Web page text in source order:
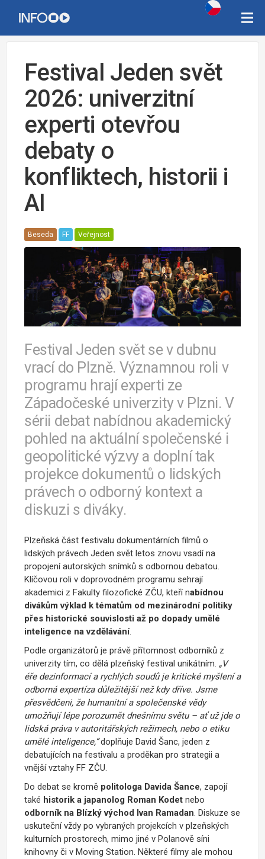
Festival Jeden svět
2026: univerzitní
experti otevřou
debaty o
konfliktech, historii i
AI
Beseda FF Veřejnost
Festival Jeden svět se v dubnu
vrací do Plzně. Významnou roli v
programu hrají experti ze
Západočeské univerzity v Plzni. V
sérii debat nabídnou akademický
pohled na aktuální společenské i
geopolitické výzvy a doplní tak
projekce dokumentů o lidských
právech o odborný kontext a
diskuzi s diváky.
Plzeňská část festivalu dokumentárních filmů o
lidských právech Jeden svět letos znovu vsadí na
propojení autorských snímků s odbornou debatou.
Klíčovou roli v doprovodném programu sehrají
akademici z Fakulty filozofické ZČU, kteří nabídnou
divákům výklad k tématům od mezinárodní politiky
přes historické souvislosti až po dopady umělé
inteligence na vzdělávání.
Podle organizátorů je právě přítomnost odborníků z
univerzity tím, co dělá plzeňský festival unikátním. „V
éře dezinformací a rychlých soudů je kritické myšlení a
odborná expertíza důležitější než kdy dříve. Jsme
přesvědčeni, že humanitní a společenské vědy
umožňují lépe porozumět dnešnímu světu – ať už jde o
lidská práva v autoritářských režimech, nebo o etiku
umělé inteligence,“doplňuje David Šanc, jeden z
debatujících na festivalu a proděkan pro strategii a
vnější vztahy FF ZČU.
Do debat se kromě politologa Davida Šance, zapojí
také historik a japanolog Roman Kodet nebo
odborník na Blízký východ Ivan Ramadan. Diskuze se
uskuteční vždy po vybraných projekcích v plzeňských
kulturních prostorech, mimo jiné v Polanově síni
knihovny či v Moving Station. Některé filmy ale mohou